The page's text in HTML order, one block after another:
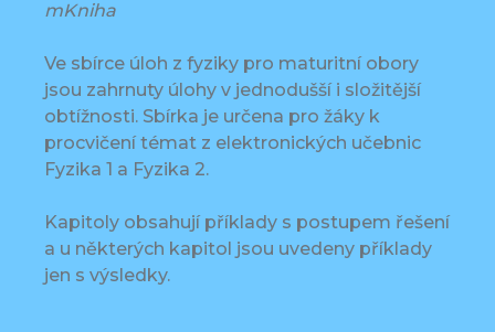
mKniha
Ve sbírce úloh z fyziky pro maturitní obory
jsou zahrnuty úlohy v jednodušší i složitější
obtížnosti. Sbírka je určena pro žáky k
procvičení témat z elektronických učebnic
Fyzika 1 a Fyzika 2.
Kapitoly obsahují příklady s postupem řešení
a u některých kapitol jsou uvedeny příklady
jen s výsledky.